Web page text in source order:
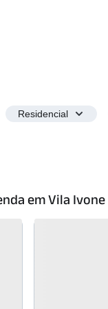
Residencial
em Vila Ivone